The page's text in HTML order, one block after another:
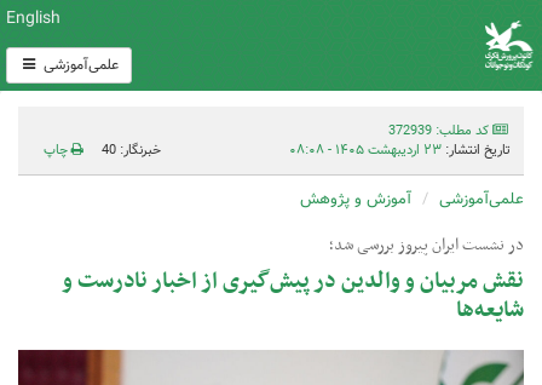
English
علمی‌آموزشی
کد مطلب: 372939
تاریخ انتشار: ۲۳ اردیبهشت ۱۴۰۵ - ۰۸:۰۸ خبرنگار: 40 چاپ
علمی‌آموزشی آموزش و پژوهش
در نشست‌ ایران پیروز بررسی شد؛
نقش مربیان و والدین در پیش‌گیری از اخبار نادرست و
شایعه‌ها